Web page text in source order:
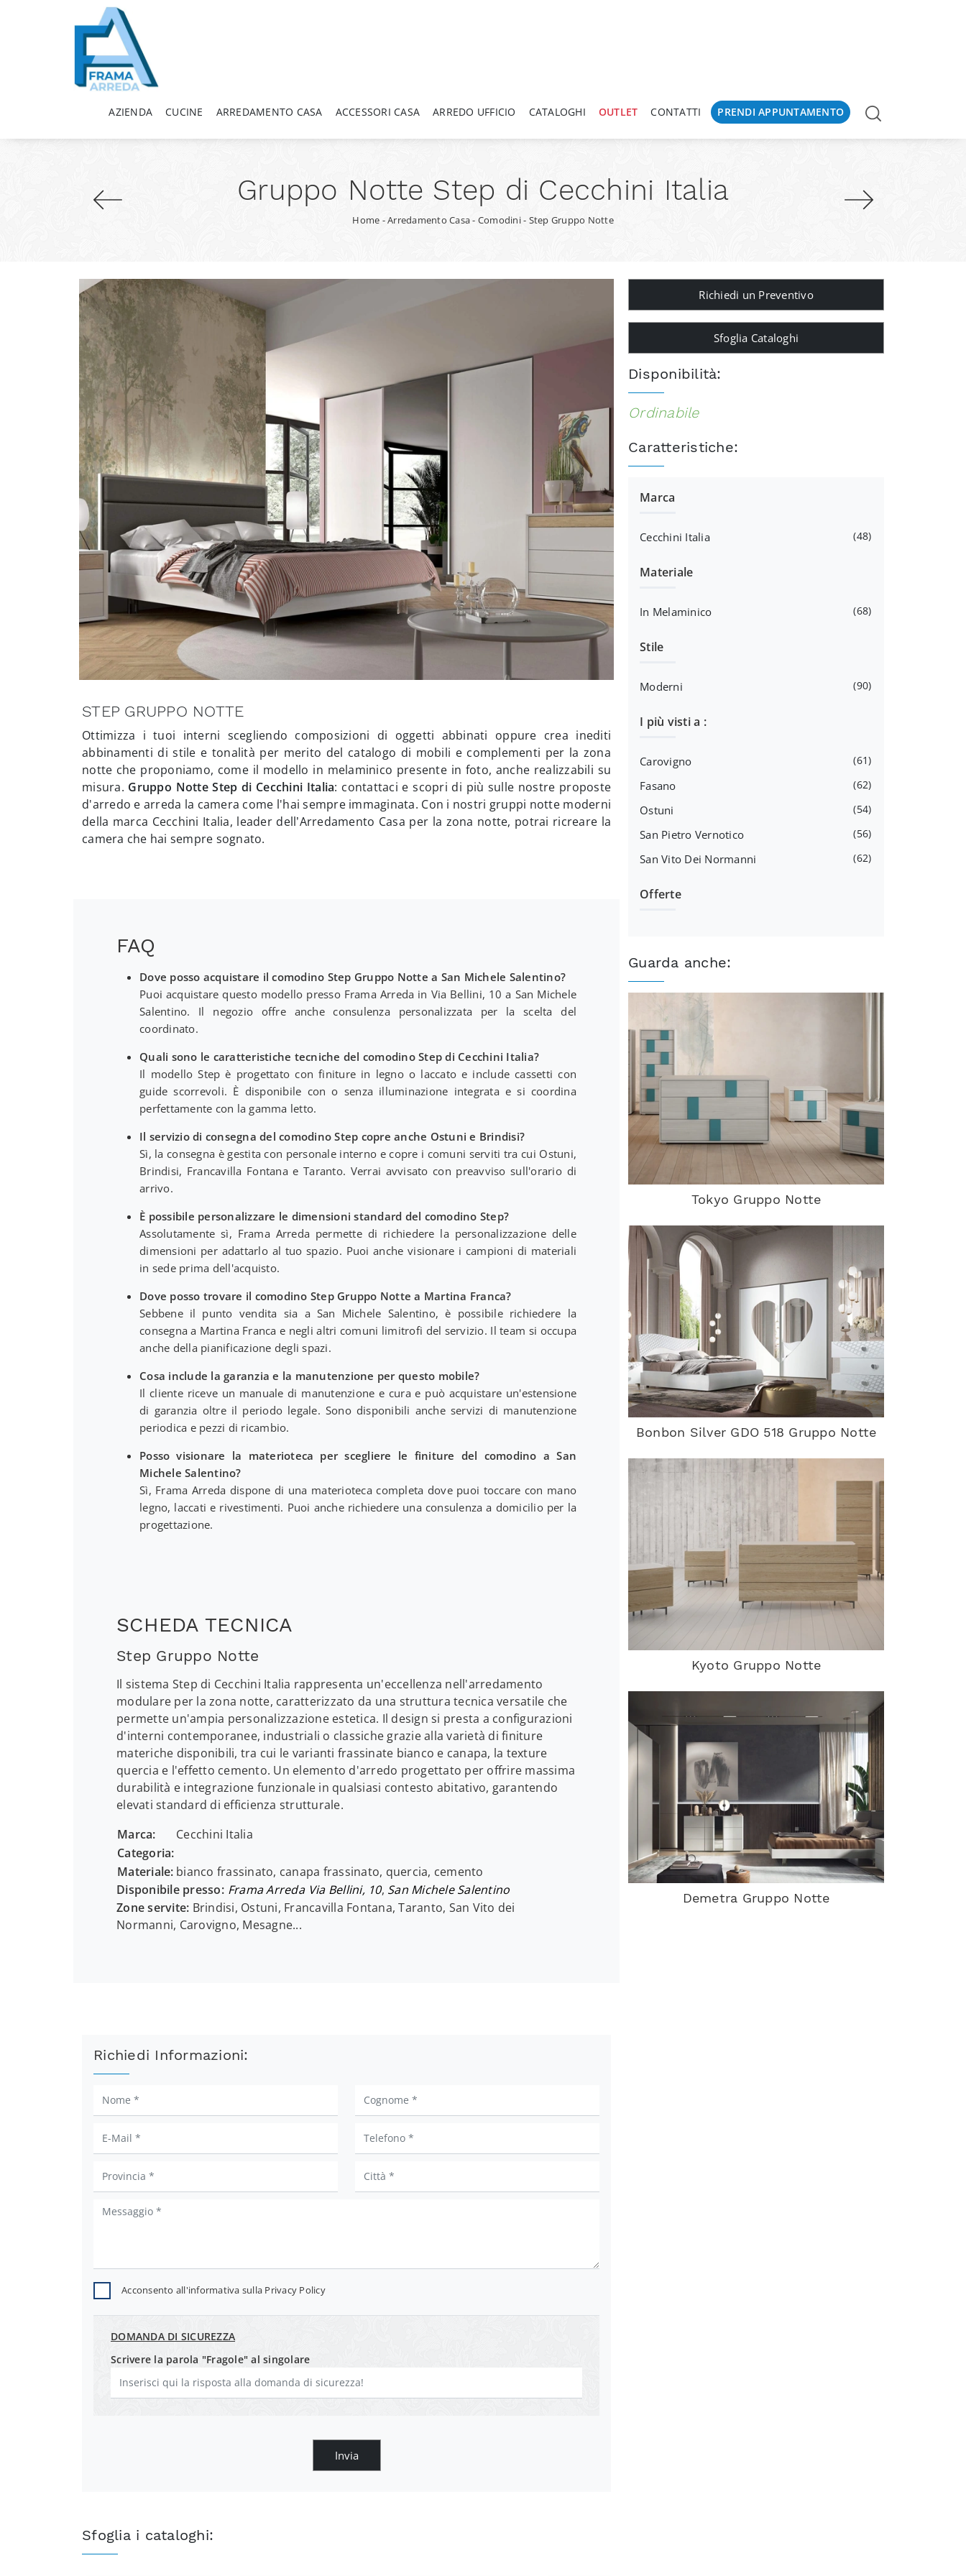
AZIENDA CUCINE ARREDAMENTO CASA ACCESSORI CASA ARREDO UFFICIO CATALOGHI OUTLET CONTATTI PRENDI APPUNTAMENTO
Gruppo Notte Step di Cecchini Italia
Home -Arredamento Casa- Comodini- Step Gruppo Notte
STEP GRUPPO NOTTE
Ottimizza i tuoi interni scegliendo composizioni di oggetti abbinati oppure crea inediti
abbinamenti di stile e tonalità per merito del catalogo di mobili e complementi per la zona
notte che proponiamo, come il modello in melaminico presente in foto, anche realizzabili su
misura. Gruppo Notte Step di Cecchini Italia: contattaci e scopri di più sulle nostre proposte
d'arredo e arreda la camera come l'hai sempre immaginata. Con i nostri gruppi notte moderni
della marca Cecchini Italia, leader dell’Arredamento Casa per la zona notte, potrai ricreare la
camera che hai sempre sognato.
FAQ
Dove posso acquistare il comodino Step Gruppo Notte a San Michele Salentino?
Puoi acquistare questo modello presso Frama Arreda in Via Bellini, 10 a San Michele
Salentino. Il negozio offre anche consulenza personalizzata per la scelta del
coordinato.
Quali sono le caratteristiche tecniche del comodino Step di Cecchini Italia?
Il modello Step è progettato con finiture in legno o laccato e include cassetti con
guide scorrevoli. È disponibile con o senza illuminazione integrata e si coordina
perfettamente con la gamma letto.
Il servizio di consegna del comodino Step copre anche Ostuni e Brindisi?
Sì, la consegna è gestita con personale interno e copre i comuni serviti tra cui Ostuni,
Brindisi, Francavilla Fontana e Taranto. Verrai avvisato con preavviso sull'orario di
arrivo.
È possibile personalizzare le dimensioni standard del comodino Step?
Assolutamente sì, Frama Arreda permette di richiedere la personalizzazione delle
dimensioni per adattarlo al tuo spazio. Puoi anche visionare i campioni di materiali
in sede prima dell'acquisto.
Dove posso trovare il comodino Step Gruppo Notte a Martina Franca?
Sebbene il punto vendita sia a San Michele Salentino, è possibile richiedere la
consegna a Martina Franca e negli altri comuni limitrofi del servizio. Il team si occupa
anche della pianificazione degli spazi.
Cosa include la garanzia e la manutenzione per questo mobile?
Il cliente riceve un manuale di manutenzione e cura e può acquistare un'estensione
di garanzia oltre il periodo legale. Sono disponibili anche servizi di manutenzione
periodica e pezzi di ricambio.
Posso visionare la materioteca per scegliere le finiture del comodino a San
Michele Salentino?
Sì, Frama Arreda dispone di una materioteca completa dove puoi toccare con mano
legno, laccati e rivestimenti. Puoi anche richiedere una consulenza a domicilio per la
progettazione.
SCHEDA TECNICA
Step Gruppo Notte
Il sistema Step di Cecchini Italia rappresenta un'eccellenza nell'arredamento
modulare per la zona notte, caratterizzato da una struttura tecnica versatile che
permette un'ampia personalizzazione estetica. Il design si presta a configurazioni
d'interni contemporanee, industriali o classiche grazie alla varietà di finiture
materiche disponibili, tra cui le varianti frassinate bianco e canapa, la texture
quercia e l'effetto cemento. Un elemento d'arredo progettato per offrire massima
durabilità e integrazione funzionale in qualsiasi contesto abitativo, garantendo
elevati standard di efficienza strutturale.
Marca:
Cecchini Italia
Categoria:
Materiale: bianco frassinato, canapa frassinato, quercia, cemento
Disponibile presso: Frama Arreda Via Bellini, 10, San Michele Salentino
Zone servite: Brindisi, Ostuni, Francavilla Fontana, Taranto, San Vito dei
Normanni, Carovigno, Mesagne...
Richiedi Informazioni:
Acconsento all'informativa sulla Privacy Policy
DOMANDA DI SICUREZZA
Scrivere la parola "Fragole" al singolare
Invia
Sfoglia i cataloghi:
Richiedi un Preventivo
Sfoglia Cataloghi
Disponibilità:
Ordinabile
Caratteristiche:
Marca
Cecchini Italia 48
Materiale
In Melaminico 68
Stile
Moderni 90
I più visti a :
Carovigno 61
Fasano 62
Ostuni 54
San Pietro Vernotico 56
San Vito Dei Normanni 62
Offerte
Guarda anche:
Tokyo Gruppo Notte
Bonbon Silver GDO 518 Gruppo Notte
Kyoto Gruppo Notte
Demetra Gruppo Notte